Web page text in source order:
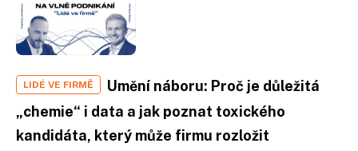
LIDÉ VE FIRMĚ
Umění náboru: Proč je důležitá
„chemie“ i data a jak poznat toxického
kandidáta, který může firmu rozložit